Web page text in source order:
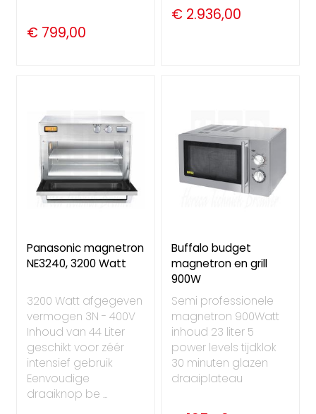
€ 799,00
€ 2.936,00
Panasonic magnetron
NE3240, 3200 Watt
3200 Watt afgegeven
vermogen 3N - 400V
Inhoud van 44 Liter
geschikt voor zéér
intensief gebruik
Eenvoudige
draaiknop be ...
Buffalo budget
magnetron en grill
900W
Semi professionele
magnetron 900Watt
inhoud 23 liter 5
power levels tijdklok
30 minuten glazen
draaiplateau